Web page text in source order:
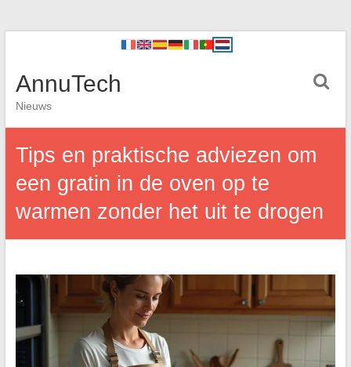
AnnuTech
Nieuws
Tips en praktische adviezen om
een gratin in de oven op te
warmen zonder het uit te drogen